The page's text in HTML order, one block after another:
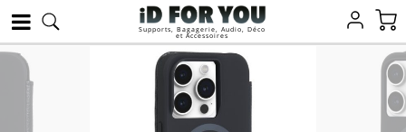
Supports, Bagagerie, Audio, Déco
et Accessoires